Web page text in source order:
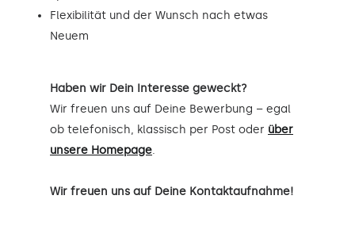
Flexibilität und der Wunsch nach etwas
Neuem
Haben wir Dein Interesse geweckt?
Wir freuen uns auf Deine Bewerbung – egal
ob telefonisch, klassisch per Post oder über
unsere Homepage.
Wir freuen uns auf Deine Kontaktaufnahme!